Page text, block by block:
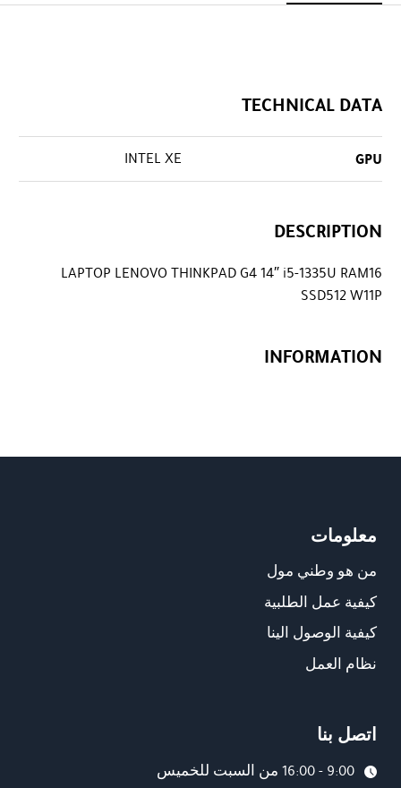
TECHNICAL DATA
GPU
INTEL XE
DESCRIPTION
LAPTOP LENOVO THINKPAD G4 14″ i5-1335U RAM16
SSD512 W11P
INFORMATION
معلومات
من هو وطني مول
كيفية عمل الطلبية
كيفية الوصول الينا
نظام العمل
اتصل بنا
9:00 - 16:00 من السبت للخميس